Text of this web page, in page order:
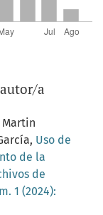
a
Martin
Uso de
de la
de
1 (2024):